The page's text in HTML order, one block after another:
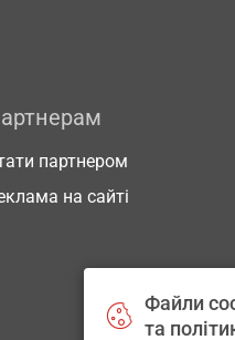
партнером
на сайті
Файли
та